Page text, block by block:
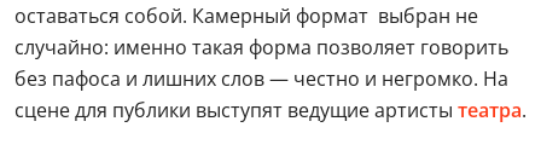
оставаться собой. Камерный формат выбран не
случайно: именно такая форма позволяет говорить
без пафоса и лишних слов — честно и негромко. На
сцене для публики выступят ведущие артисты театра.